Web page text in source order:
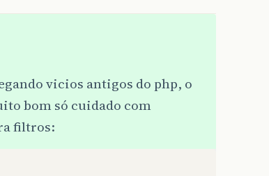
vicios antigos do php, o
bom só cuidado com
filtros: